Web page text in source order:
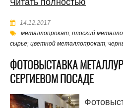
14.12.2017
металлопрокат, плоский
сырье,цветной металлопрокат,
ФОТОВЫСТАВКА
СЕРГИЕВОМ ПОСАДЕ